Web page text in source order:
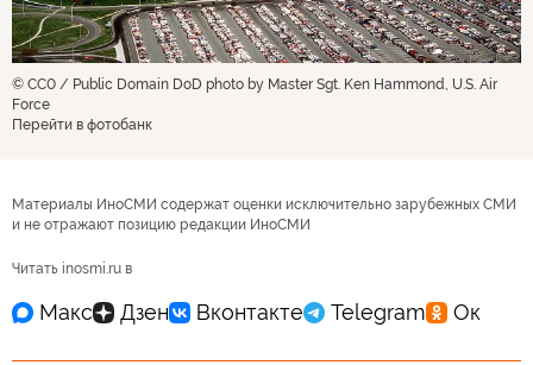
© CC0 / Public Domain DoD photo by Master Sgt. Ken Hammond, U.S. Air
Force
Перейти в фотобанк
Материалы ИноСМИ содержат оценки исключительно зарубежных СМИ
и не отражают позицию редакции ИноСМИ
Читать inosmi.ru в